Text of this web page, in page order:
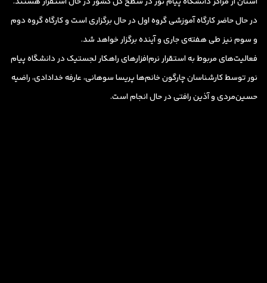
در حال حاضر کارگاه آموزشی گروه اول در حال برگزاری است و کارگاه گروه دوم
و سوم نیز طی هفته‌ی جاری و آینده برگزار خواهد شد.
فعالیت‌های مربوط به استقرار نرم‌افزارهای راهکار لجستیک در دانشگاه پیام
نور توسط کارشناسان چارگون خانم‌ها پریسا سوهانی، عارفه خدادادی، راضیه
حسین‌مردی و آذین رافتی در حال انجام است.